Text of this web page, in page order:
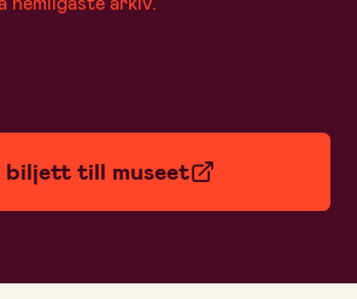
biljett till museet